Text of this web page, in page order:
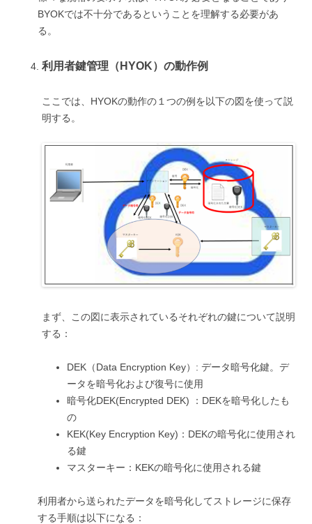
BYOKでは不十分であるということを理解する必要があ
る。
利用者鍵管理（HYOK）の動作例
ここでは、HYOKの動作の１つの例を以下の図を使って説
明する。
まず、この図に表示されているそれぞれの鍵について説明
する：
DEK（Data Encryption Key）: データ暗号化鍵。デ
ータを暗号化および復号に使用
暗号化DEK(Encrypted DEK) ：DEKを暗号化したも
の
KEK(Key Encryption Key)：DEKの暗号化に使用され
る鍵
マスターキー：KEKの暗号化に使用される鍵
利用者から送られたデータを暗号化してストレージに保存
する手順は以下になる：